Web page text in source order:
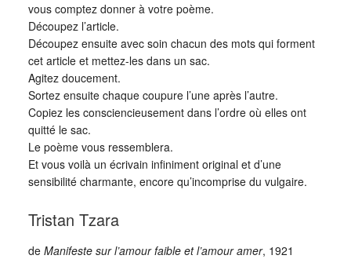
vous comptez donner à votre poème.
Découpez l’article.
Découpez ensuite avec soin chacun des mots qui forment
cet article et mettez-les dans un sac.
Agitez doucement.
Sortez ensuite chaque coupure l’une après l’autre.
Copiez les consciencieusement dans l’ordre où elles ont
quitté le sac.
Le poème vous ressemblera.
Et vous voilà un écrivain infiniment original et d’une
sensibilité charmante, encore qu’incomprise du vulgaire.
Tristan Tzara
de Manifeste sur l’amour faible et l’amour amer, 1921